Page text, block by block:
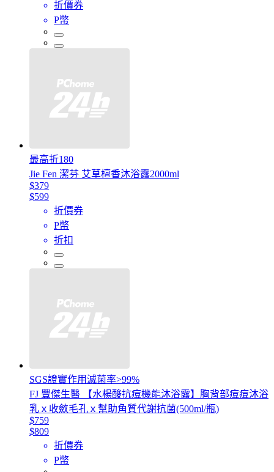
折價券
P幣
最高折180
Jie Fen 潔芬 艾草檀香沐浴露2000ml
$379
$599
折價券
P幣
折扣
SGS證實作用滅菌率>99%
FJ 豐傑生醫 【水楊酸抗痘機能沐浴露】胸背部痘痘沐浴
乳ｘ收斂毛孔ｘ幫助角質代謝抗菌(500ml/瓶)
$759
$809
折價券
P幣